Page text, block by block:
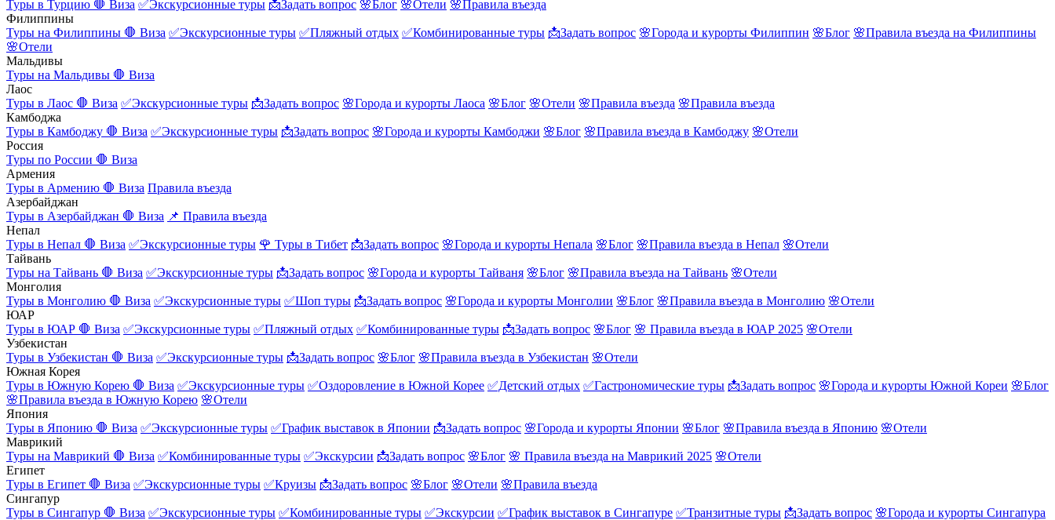
Туры в Турцию 🛑 Виза ✅Экскурсионные туры 📩Задать вопрос 🌸Блог 🌸Отели 🌸Правила въезда
Филиппины
Туры на Филиппины 🛑 Виза ✅Экскурсионные туры ✅Пляжный отдых ✅Комбинированные туры 📩Задать вопрос 🌸Города и курорты Филиппин 🌸Блог 🌸Правила въезда на Филиппины
🌸Отели
Мальдивы
Туры на Мальдивы 🛑 Виза
Лаос
Туры в Лаос 🛑 Виза ✅Экскурсионные туры 📩Задать вопрос 🌸Города и курорты Лаоса 🌸Блог 🌸Отели 🌸Правила въезда 🌸Правила въезда
Камбоджа
Туры в Камбоджу 🛑 Виза ✅Экскурсионные туры 📩Задать вопрос 🌸Города и курорты Камбоджи 🌸Блог 🌸Правила въезда в Камбоджу 🌸Отели
Россия
Туры по России 🛑 Виза
Армения
Туры в Армению 🛑 Виза Правила въезда
Азербайджан
Туры в Азербайджан 🛑 Виза 📌 Правила въезда
Непал
Туры в Непал 🛑 Виза ✅Экскурсионные туры 🌹 Туры в Тибет 📩Задать вопрос 🌸Города и курорты Непала 🌸Блог 🌸Правила въезда в Непал 🌸Отели
Тайвань
Туры на Тайвань 🛑 Виза ✅Экскурсионные туры 📩Задать вопрос 🌸Города и курорты Тайваня 🌸Блог 🌸Правила въезда на Тайвань 🌸Отели
Монголия
Туры в Монголию 🛑 Виза ✅Экскурсионные туры ✅Шоп туры 📩Задать вопрос 🌸Города и курорты Монголии 🌸Блог 🌸Правила въезда в Монголию 🌸Отели
ЮАР
Туры в ЮАР 🛑 Виза ✅Экскурсионные туры ✅Пляжный отдых ✅Комбинированные туры 📩Задать вопрос 🌸Блог 🌸 Правила въезда в ЮАР 2025 🌸Отели
Узбекистан
Туры в Узбекистан 🛑 Виза ✅Экскурсионные туры 📩Задать вопрос 🌸Блог 🌸Правила въезда в Узбекистан 🌸Отели
Южная Корея
Туры в Южную Корею 🛑 Виза ✅Экскурсионные туры ✅Оздоровление в Южной Корее ✅Детский отдых ✅Гастрономические туры 📩Задать вопрос 🌸Города и курорты Южной Кореи 🌸Блог
🌸Правила въезда в Южную Корею 🌸Отели
Япония
Туры в Японию 🛑 Виза ✅Экскурсионные туры ✅График выставок в Японии 📩Задать вопрос 🌸Города и курорты Японии 🌸Блог 🌸Правила въезда в Японию 🌸Отели
Маврикий
Туры на Маврикий 🛑 Виза ✅Комбинированные туры ✅Экскурсии 📩Задать вопрос 🌸Блог 🌸 Правила въезда на Маврикий 2025 🌸Отели
Египет
Туры в Египет 🛑 Виза ✅Экскурсионные туры ✅Круизы 📩Задать вопрос 🌸Блог 🌸Отели 🌸Правила въезда
Сингапур
Туры в Сингапур 🛑 Виза ✅Экскурсионные туры ✅Комбинированные туры ✅Экскурсии ✅График выставок в Сингапуре ✅Транзитные туры 📩Задать вопрос 🌸Города и курорты Сингапура